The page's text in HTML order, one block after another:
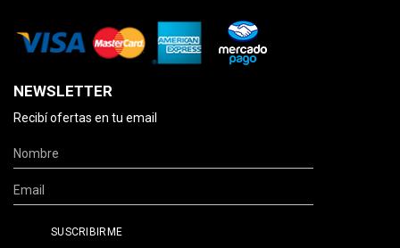
NEWSLETTER
Recibí ofertas en tu email